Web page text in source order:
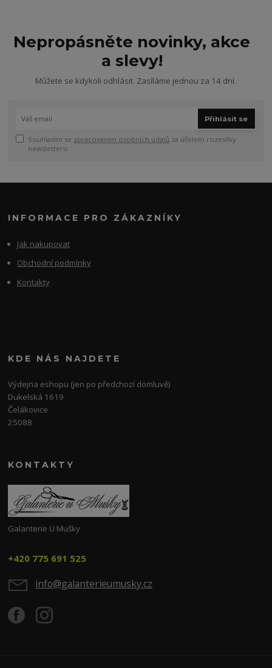
Nepropásněte novinky, akce
a slevy!
Můžete se kdykoli odhlásit. Zasíláme jednou za 14 dní.
Přihlásit se
Souhlasím se zpracováním osobních údajů za účelem rozesílky
newsletteru.
INFORMACE PRO ZÁKAZNÍKY
Jak nakupovat
Obchodní podmínky
Kontakty
KDE NÁS NAJDETE
Výdejna eshopu (jen po předchozí domluvě)
Dukelská 1619
Čelákovice
25088
KONTAKTY
Galanterie U Mušky
+420 775 691 525
info@galanterieumusky.cz